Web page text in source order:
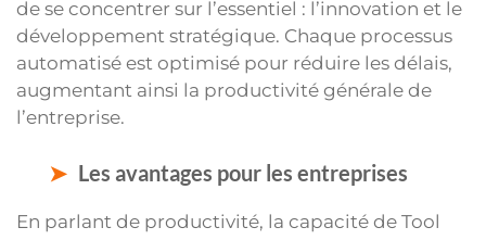
de se concentrer sur l’essentiel : l’innovation et le
développement stratégique. Chaque processus
automatisé est optimisé pour réduire les délais,
augmentant ainsi la productivité générale de
l’entreprise.
Les avantages pour les entreprises
En parlant de productivité, la capacité de Tool